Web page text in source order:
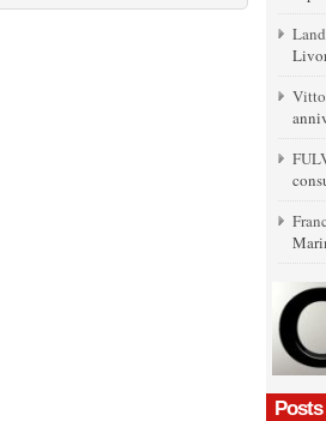
Posts